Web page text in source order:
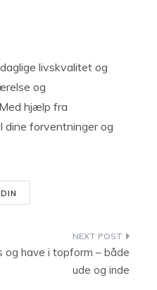
livskvalitet og
og
hjælp fra
dine forventninger og
og have i topform – både
ude og inde